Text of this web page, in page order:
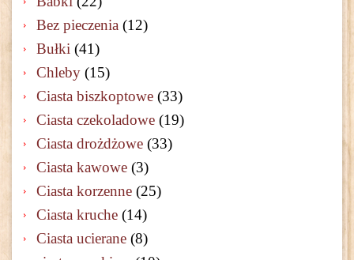
Bez pieczenia (12)
Bułki (41)
Chleby (15)
Ciasta biszkoptowe (33)
Ciasta czekoladowe (19)
Ciasta drożdżowe (33)
Ciasta kawowe (3)
Ciasta korzenne (25)
Ciasta kruche (14)
Ciasta ucierane (8)